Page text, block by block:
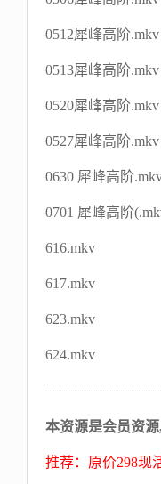
0512犀峰高阶.mkv
0513犀峰高阶.mkv
0520犀峰高阶.mkv
0527犀峰高阶.mkv
0630 犀峰高阶
0701 犀峰高阶
616.mkv
617.mkv
623.mkv
624.mkv
本资源是会员资源
推荐：原价298现